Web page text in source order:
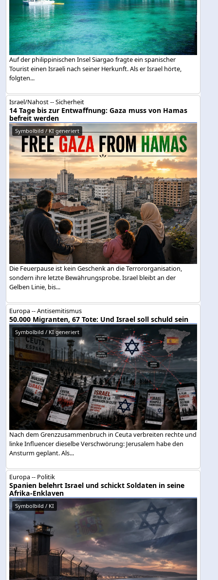
Auf der philippinischen Insel Siargao fragte ein spanischer
Tourist einen Israeli nach seiner Herkunft. Als er Israel hörte,
folgten...
Israel/Nahost -- Sicherheit
14 Tage bis zur Entwaffnung: Gaza muss von Hamas
befreit werden
Symbolbild / KI generiert
Die Feuerpause ist kein Geschenk an die Terrororganisation,
sondern ihre letzte Bewährungsprobe. Israel bleibt an der
Gelben Linie, bis...
Europa -- Antisemitismus
50.000 Migranten, 67 Tote: Und Israel soll schuld sein
Symbolbild / KI generiert
Nach dem Grenzzusammenbruch in Ceuta verbreiten rechte und
linke Influencer dieselbe Verschwörung: Jerusalem habe den
Ansturm geplant. Als...
Europa -- Politik
Spanien belehrt Israel und schickt Soldaten in seine
Afrika-Enklaven
Symbolbild / KI